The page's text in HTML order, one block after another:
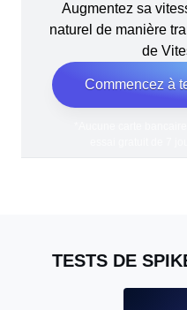
Augmentez sa
naturel de manière
de
Commencez à
TESTS DE